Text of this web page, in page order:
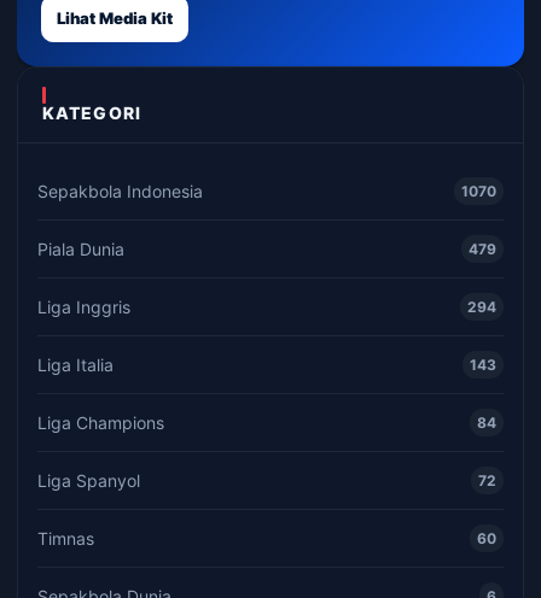
Lihat Media Kit
KATEGORI
Sepakbola Indonesia 1070
Piala Dunia 479
Liga Inggris 294
Liga Italia 143
Liga Champions 84
Liga Spanyol 72
Timnas 60